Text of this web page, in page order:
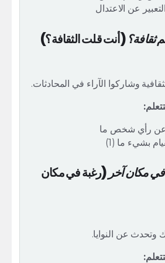
عن الاعتدال
ثقافة؟ (أنت قلت الثقافة؟)
وشاركوا الآراء في المحادثات.
عن رأي شخص ما
بشيء ما (1)
مكان آخر (رغبة في مكان
وتحدث عن النوايا.